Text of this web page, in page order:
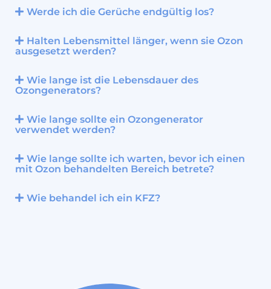
Werde ich die Gerüche endgültig los?
Halten Lebensmittel länger, wenn sie Ozon
ausgesetzt werden?
Wie lange ist die Lebensdauer des
Ozongenerators?
Wie lange sollte ein Ozongenerator
verwendet werden?
Wie lange sollte ich warten, bevor ich einen
mit Ozon behandelten Bereich betrete?
Wie behandel ich ein KFZ?